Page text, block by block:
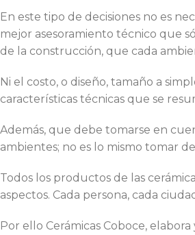
En este tipo de decisiones no es
mejor asesoramiento técnico que
de la construcción, que cada
Ni el costo, o diseño, tamaño a
características técnicas que se
Además, que debe tomarse en
ambientes; no es lo mismo tomar
Todos los productos de las
aspectos. Cada persona, cada
Por ello Cerámicas Coboce,